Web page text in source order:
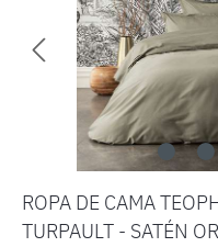
ROPA DE CAMA
TURPAULT - SATÉN